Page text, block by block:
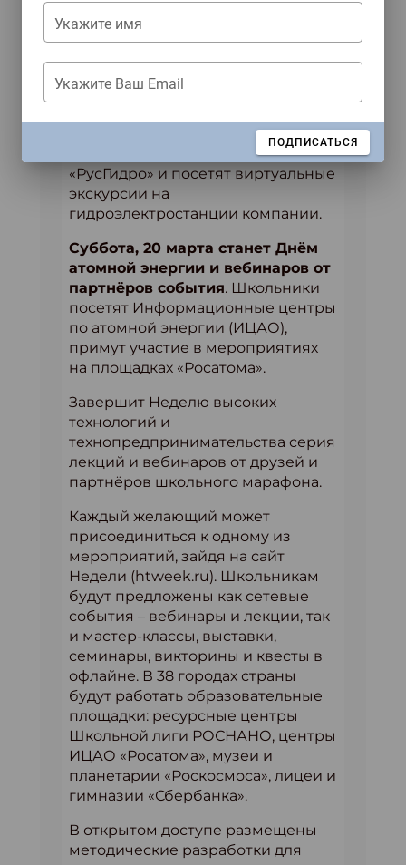
мире», подготовленном
университета гидроэнергетики
(филиал ПАО «РусГидро»), узнают
энергетической школе ПАО
«РусГидро» и посетят виртуальные
экскурсии на
гидроэлектростанции компании.
Суббота, 20 марта станет Днём
атомной энергии и вебинаров от
партнёров события. Школьники
посетят Информационные центры
по атомной энергии (ИЦАО),
примут участие в мероприятиях
на площадках «Росатома».
Завершит Неделю высоких
технологий и
технопредпринимательства серия
лекций и вебинаров от друзей и
партнёров школьного марафона.
Каждый желающий может
присоединиться к одному из
мероприятий, зайдя на сайт
Недели (htweek.ru). Школьникам
будут предложены как сетевые
события – вебинары и лекции, так
и мастер-классы, выставки,
семинары, викторины и квесты в
офлайне. В 38 городах страны
будут работать образовательные
площадки: ресурсные центры
Школьной лиги РОСНАНО, центры
ИЦАО «Росатома», музеи и
планетарии «Роскосмоса», лицеи и
гимназии «Сбербанка».
В открытом доступе размещены
методические разработки для
Укажите имя
Укажите Ваш Email
ПОДПИСАТЬСЯ